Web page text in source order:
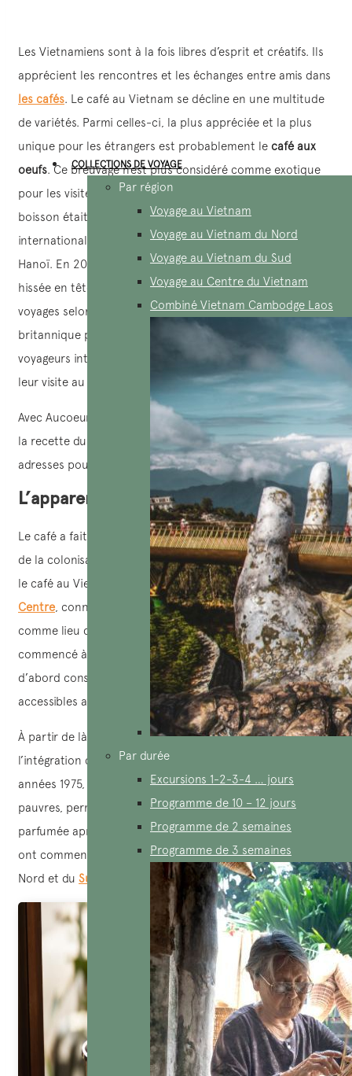
COLLECTIONS DE VOYAGE
Par région
Voyage au Vietnam
Voyage au Vietnam du Nord
Voyage au Vietnam du Sud
Voyage au Centre du Vietnam
Combiné Vietnam Cambodge Laos
Par durée
Excursions 1-2-3-4 … jours
Programme de 10 – 12 jours
Programme de 2 semaines
Programme de 3 semaines
Les Vietnamiens sont à la fois libres d’esprit et créatifs. Ils
apprécient les rencontres et les échanges entre amis dans
les cafés. Le café au Vietnam se décline en une multitude
de variétés. Parmi celles-ci, la plus appréciée et la plus
unique pour les étrangers est probablement le café aux
oeufs. Ce breuvage n’est plus considéré comme exotique
pour les visiteurs internationaux. Il y a environ 10 ans, cette
boisson était régulièrement encensée par la presse
internationale et souvent mentionnée lors des voyages à
Hanoï. En 2014, cette boisson singulière du Vietnam s’est
hissée en tête de la liste des boissons à essayer lors de
voyages selon
Buzzfeed
. Elisabeth Rosen, journaliste
britannique pour Lonely Planet, encourage également les
voyageurs internationaux à goûter cette spécialité lors de
leur visite au Vietnam.
Avec AucoeurVietnam, explorons l’histoire de l’apparition,
la recette du café aux oeufset découvrons les meilleures
adresses pour déguster ce délice.
L’apparence du café au Vietnam
Le café a fait son entrée au Vietnam à partir de l’époque
de la colonisation française. En 1857, la France a introduit
le café au Vietnam et a choisi les Hauts Plateaux du
Centre, connus pour leur « or noir » apprécié en Europe,
comme lieu de culture. C’est ainsi que le Vietnam a
commencé à produire des boissons à base de café,
d’abord consommées par les riches puis progressivement
accessibles aux classes populaires.
À partir de là, une première vague de café, grâce à
l’intégration culturelle, a émergé au Vietnam jusqu’aux
années 1975, effaçant les frontières entre riches et
pauvres, permettant à tous de savourer une tasse de café
parfumée après une journée de travail épuisante. Des cafés
ont commencé à se développer dans les deux régions du
Nord et du Sud du Vietnam.